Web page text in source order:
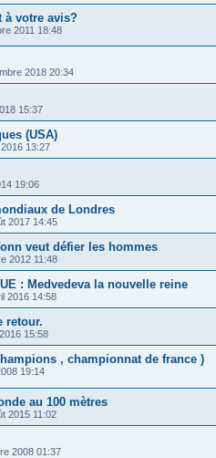
à votre avis?
2011 18:48
2018 20:34
15:37
(USA)
13:27
19:06
de Londres
2017 14:45
veut défier les hommes
2012 11:48
: Medvedeva la nouvelle reine
2016 14:58
retour.
15:58
, championnat de france )
19:14
au 100 mètres
2015 11:02
2008 01:37